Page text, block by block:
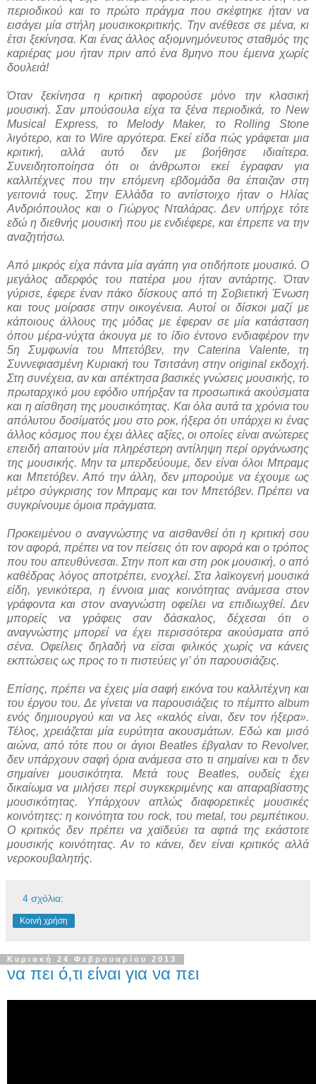
περιοδικού και το πρώτο πράγμα που σκέφτηκε ήταν να
εισάγει μία στήλη μουσικοκριτικής. Την ανέθεσε σε μένα, κι
έτσι ξεκίνησα. Και ένας άλλος αξιομνημόνευτος σταθμός της
καριέρας μου ήταν πριν από ένα 8μηνο που έμεινα χωρίς
δουλειά!
Όταν ξεκίνησα η κριτική αφορούσε μόνο την κλασική
μουσική. Σαν μπούσουλα είχα τα ξένα περιοδικά, το New
Musical Express, το Melody Maker, το Rolling Stone
λιγότερο, και το Wire αργότερα. Εκεί είδα πώς γράφεται μια
κριτική, αλλά αυτό δεν με βοήθησε ιδιαίτερα.
Συνειδητοποίησα ότι οι άνθρωποι εκεί έγραφαν για
καλλιτέχνες που την επόμενη εβδομάδα θα έπαιζαν στη
γειτονιά τους. Στην Ελλάδα το αντίστοιχο ήταν ο Ηλίας
Ανδριόπουλος και ο Γιώργος Νταλάρας. Δεν υπήρχε τότε
εδώ η διεθνής μουσική που με ενδιέφερε, και έπρεπε να την
αναζητήσω.
Από μικρός είχα πάντα μία αγάπη για οτιδήποτε μουσικό. Ο
μεγάλος αδερφός του πατέρα μου ήταν αντάρτης. Όταν
γύρισε, έφερε έναν πάκο δίσκους από τη Σοβιετική Ένωση
και τους μοίρασε στην οικογένεια. Αυτοί οι δίσκοι μαζί με
κάποιους άλλους της μόδας με έφεραν σε μία κατάσταση
όπου μέρα-νύχτα άκουγα με το ίδιο έντονο ενδιαφέρον την
5η Συμφωνία του Μπετόβεν, την Caterina Valente, τη
Συννεφιασμένη Κυριακή του Τσιτσάνη στην original εκδοχή.
Στη συνέχεια, αν και απέκτησα βασικές γνώσεις μουσικής, το
πρωταρχικό μου εφόδιο υπήρξαν τα προσωπικά ακούσματα
και η αίσθηση της μουσικότητας. Και όλα αυτά τα χρόνια του
απόλυτου δοσίματός μου στο ροκ, ήξερα ότι υπάρχει κι ένας
άλλος κόσμος που έχει άλλες αξίες, οι οποίες είναι ανώτερες
επειδή απαιτούν μία πληρέστερη αντίληψη περί οργάνωσης
της μουσικής. Μην τα μπερδεύουμε, δεν είναι όλοι Μπραμς
και Μπετόβεν. Από την άλλη, δεν μπορούμε να έχουμε ως
μέτρο σύγκρισης τον Μπραμς και τον Μπετόβεν. Πρέπει να
συγκρίνουμε όμοια πράγματα.
Προκειμένου ο αναγνώστης να αισθανθεί ότι η κριτική σου
τον αφορά, πρέπει να τον πείσεις ότι τον αφορά και ο τρόπος
που του απευθύνεσαι. Στην ποπ και στη ροκ μουσική, ο από
καθέδρας λόγος αποτρέπει, ενοχλεί. Στα λαϊκογενή μουσικά
είδη, γενικότερα, η έννοια μιας κοινότητας ανάμεσα στον
γράφοντα και στον αναγνώστη οφείλει να επιδιωχθεί. Δεν
μπορείς να γράφεις σαν δάσκαλος, δέχεσαι ότι ο
αναγνώστης μπορεί να έχει περισσότερα ακούσματα από
σένα. Οφείλεις δηλαδή να είσαι φιλικός χωρίς να κάνεις
εκπτώσεις ως προς το τι πιστεύεις γι’ ότι παρουσιάζεις.
Επίσης, πρέπει να έχεις μία σαφή εικόνα του καλλιτέχνη και
του έργου του. Δε γίνεται να παρουσιάζεις το πέμπτο album
ενός δημιουργού και να λες «καλός είναι, δεν τον ήξερα».
Τέλος, χρειάζεται μία ευρύτητα ακουσμάτων. Εδώ και μισό
αιώνα, από τότε που οι άγιοι Beatles έβγαλαν το Revolver,
δεν υπάρχουν σαφή όρια ανάμεσα στο τι σημαίνει και τι δεν
σημαίνει μουσικότητα. Μετά τους Beatles, ουδείς έχει
δικαίωμα να μιλήσει περί συγκεκριμένης και απαραβίαστης
μουσικότητας. Υπάρχουν απλώς διαφορετικές μουσικές
κοινότητες: η κοινότητα του rock, του metal, του ρεμπέτικου.
Ο κριτικός δεν πρέπει να χαϊδεύει τα αφτιά της εκάστοτε
μουσικής κοινότητας. Αν το κάνει, δεν είναι κριτικός αλλά
νεροκουβαλητής.
4 σχόλια:
Κοινή χρήση
Κυριακή 24 Φεβρουαρίου 2013
να πει ό,τι είναι για να πει